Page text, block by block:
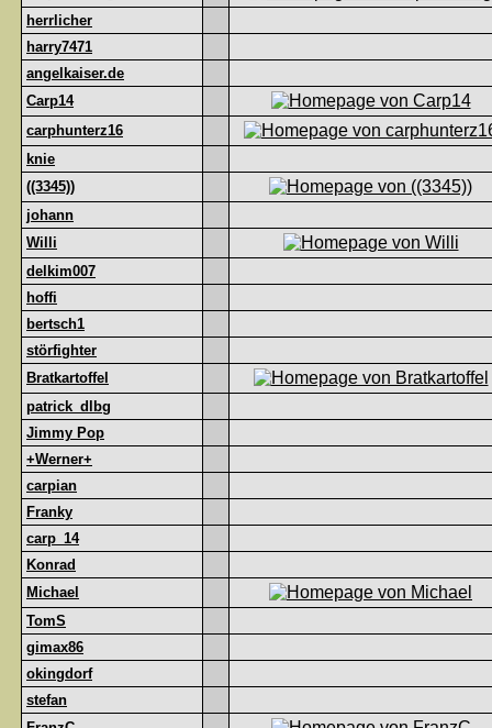
herrlicher
harry7471
angelkaiser.de
Carp14
carphunterz16
knie
((3345))
johann
Willi
delkim007
hoffi
bertsch1
störfighter
Bratkartoffel
patrick_dlbg
Jimmy Pop
+Werner+
carpian
Franky
carp_14
Konrad
Michael
TomS
gimax86
okingdorf
stefan